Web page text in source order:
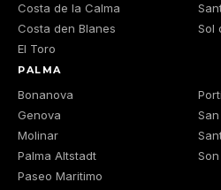
Costa de la Calma
Costa den Blanes
El Toro
Sol
PALMA
Bonanova
Genova
Molinar
Palma Altstadt
Paseo Maritimo